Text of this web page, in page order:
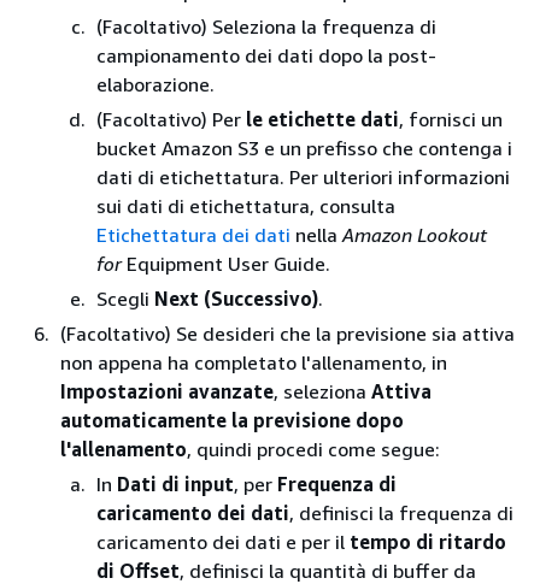
(Facoltativo) Seleziona la frequenza di
campionamento dei dati dopo la post-
elaborazione.
(Facoltativo) Per le etichette dati, fornisci un
bucket Amazon S3 e un prefisso che contenga i
dati di etichettatura. Per ulteriori informazioni
sui dati di etichettatura, consulta
Etichettatura dei dati nellaAmazon Lookout
forEquipment User Guide.
Scegli Next (Successivo).
(Facoltativo) Se desideri che la previsione sia attiva
non appena ha completato l'allenamento, in
Impostazioni avanzate, seleziona Attiva
automaticamente la previsione dopo
l'allenamento, quindi procedi come segue:
In Dati di input, per Frequenza di
caricamento dei dati, definisci la frequenza di
caricamento dei dati e per il tempo di ritardo
di Offset, definisci la quantità di buffer da